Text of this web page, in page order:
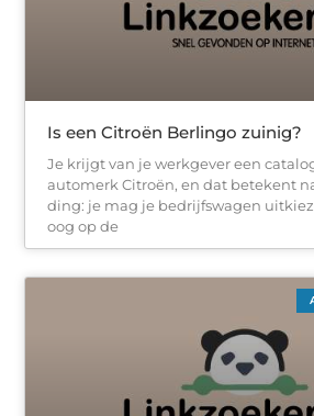
Is een Citroën Berlingo zuinig?
Je krijgt van je werkgever een
automerk Citroën, en dat betekent
ding: je mag je bedrijfswagen
oog op de